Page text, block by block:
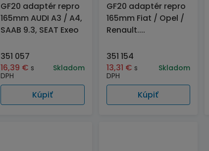
GF20 adaptér repro
165mm AUDI A3 / A4,
SAAB 9.3, SEAT Exeo
351 057
16,39 € s
DPH
Skladom
Kúpiť
GF20 adaptér repro
165mm Fiat / Opel /
Renault....
351 154
13,31 € s
DPH
Skladom
Kúpiť